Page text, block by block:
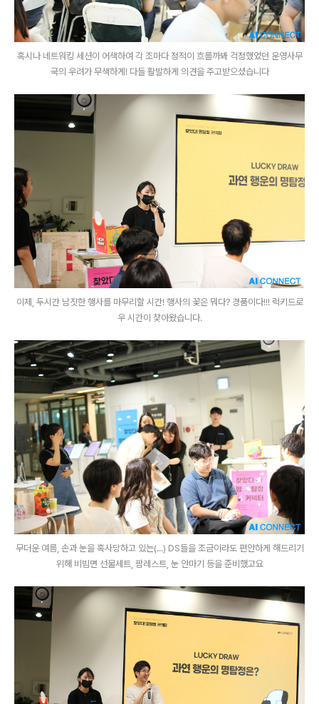
혹시나 네트워킹 세션이 어색하여 각 조마다 정적이 흐를까봐 걱정했었던 운영사무
국의 우려가 무색하게! 다들 활발하게 의견을 주고받으셨습니다
이제, 두시간 남짓한 행사를 마무리할 시간! 행사의 꽃은 뭐다? 경품이다!!! 럭키드로
우 시간이 찾아왔습니다.
무더운 여름, 손과 눈을 혹사당하고 있는(...) DS들을 조금이라도 편안하게 해드리기
위해 비빔면 선물세트, 팜레스트, 눈 안마기 등을 준비했고요